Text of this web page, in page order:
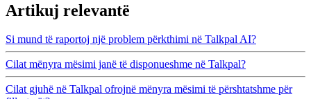
Artikuj relevantë
Si mund të raportoj një problem përkthimi në Talkpal AI?
Cilat mënyra mësimi janë të disponueshme në Talkpal?
Cilat gjuhë në Talkpal ofrojnë mënyra mësimi të përshtatshme për